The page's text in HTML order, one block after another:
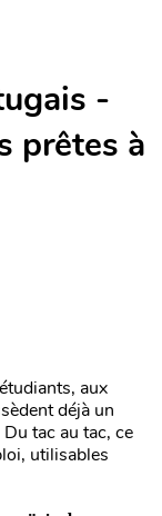
-
prêtes à
aux
déjà un
tac au tac, ce
utilisables